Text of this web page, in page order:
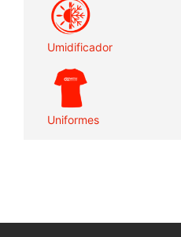
Umidificador
Uniformes